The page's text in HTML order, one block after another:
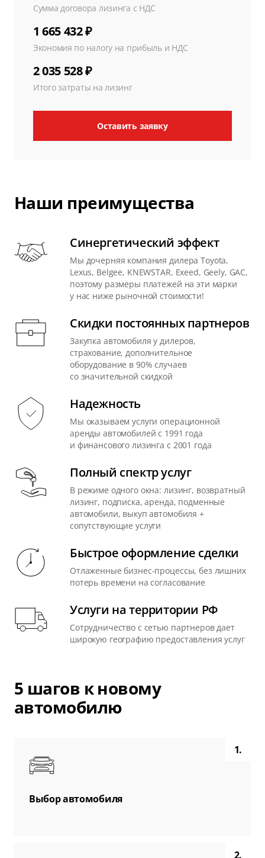
Сумма договора лизинга с НДС
1 665 432 ₽
Экономия по налогу на прибыль и НДС
2 035 528 ₽
Итого затраты на лизинг
Оставить заявку
Наши преимущества
Синергетический эффект
Мы дочерняя компания дилера Toyota,
Lexus, Belgee, KNEWSTAR, Exeed, Geely, GAC,
поэтому размеры платежей на эти марки
у нас ниже рыночной стоимости!
Скидки постоянных партнеров
Закупка автомобиля у дилеров,
страхование, дополнительное
оборудование в 90% случаев
со значительной скидкой
Надежность
Мы оказываем услуги операционной
аренды автомобилей с 1991 года
и финансового лизинга с 2001 года
Полный спектр услуг
В режиме одного окна: лизинг, возвратный
лизинг, подписка, аренда, подменные
автомобили, выкуп автомобиля +
сопутствующие услуги
Быстрое оформление сделки
Отлаженные бизнес-процессы, без лишних
потерь времени на согласование
Услуги на территории РФ
Сотрудничество с сетью партнеров дает
широкую географию предоставления услуг
5 шагов к новому
автомобилю
1.
Выбор автомобиля
2.